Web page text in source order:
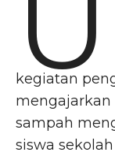
kegiatan
mengajarkan
sampah
siswa sekolah